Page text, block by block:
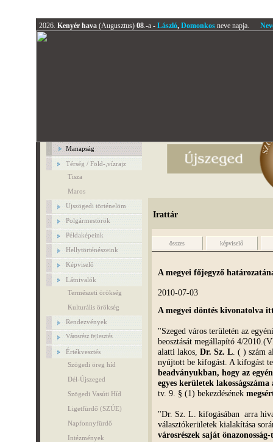
2026. Kenyér hava (Augusztus) 08.-a - László, Domonkosneve napja.
Manapság
Térség / Föld-,vízrajz
Tisza
Maros
Ujszögedi történelöm
Polgármestörök
Példaképeink
Hellytörténészeink
Képviselő
Látnivalók
Természeti örökség
Kulturális örökség
Rendezvények
Városrész fejlesztés
Értékvesztés
Szögedi öreg híd
Dél-Újszeged
Szögedi Vasúti Híd
Ligetfürdő (SZÚE)
Napfonnyfürdő
Intézmények
Irattár
összes képviselő
A megyei főjegyző
2010-07-03
A megyei döntés kivonatolva
"Szeged város területén az
beosztását megállapító 4/
alatti lakos, Dr. Sz. L. ( ) szám
nyújtott be kifogást. A kifogást
beadványukban, hogy az
egyes kerületek
tv. 9. § (1) bekezdésének
"Dr. Sz. L. kifogásában arra
választókerületek kialakítása
városrészek saját